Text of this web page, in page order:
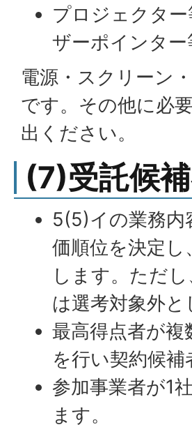
プロジェクタ
ザーポインタ
電源・スクリーン
です。その他に必
出ください。
(7)受託候
5(5)イの業務内
価順位を決定
します。ただ
は選考対象外と
最高得点者が
を行い契約候
参加事業者が1
ます。